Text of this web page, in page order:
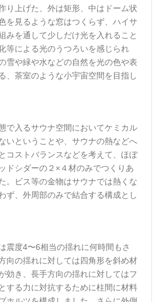
り上げた、外は矩形、中はドーム状
を見るような窓はつくらず、ハイサ
みを通して少しだけ光を入れること
等による光のうつろいを感じられ
雪や緑や水などの自然を光の色や表
、茶室のような小宇宙空間を目指し
で入るサウナ空間においてケミカル
いということや、サウナの熱などへ
コストバランスなどを考えて、ほぼ
ドシダーの２×４材のみでつくりあ
。ビス等の金物はサウナでは熱くな
ず、外周部のみで結合する構成とし
震度4〜6相当の揺れに何時間もさ
向の揺れに対しては四角形を斜め材
効き、長手方向の揺れに対してはフ
する力に対抗するために柱間に材料